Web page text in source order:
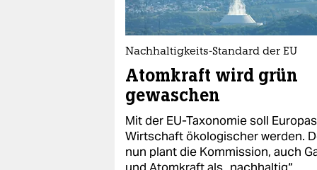
Nachhaltigkeits-Standard der EU
Atomkraft wird grün
gewaschen
Mit der EU-Taxonomie soll Europas
Wirtschaft ökologischer werden.
nun plant die Kommission, auch